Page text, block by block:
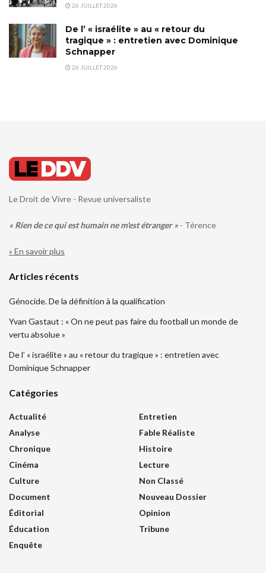
26 JUILLET 2026
De l’ « israélite » au « retour du
tragique » : entretien avec Dominique
Schnapper
26 JUILLET 2026
Le Droit de Vivre - Revue universaliste
« Rien de ce qui est humain ne m'est étranger » - Térence
» En savoir plus
Articles récents
Génocide. De la définition à la qualification
Yvan Gastaut : « On ne peut pas faire du football un monde de
vertu absolue »
De l’ « israélite » au « retour du tragique » : entretien avec
Dominique Schnapper
Catégories
Actualité
Analyse
Chronique
Cinéma
Culture
Document
Éditorial
Éducation
Enquête
Entretien
Fable Réaliste
Histoire
Lecture
Non Classé
Nouveau Dossier
Opinion
Tribune